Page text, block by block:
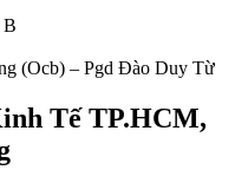
B
(Ocb) – Pgd Đào Duy Từ
Tế TP.HCM,